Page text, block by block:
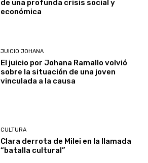
de una profunda crisis social y
económica
JUICIO JOHANA
El juicio por Johana Ramallo volvió
sobre la situación de una joven
vinculada a la causa
CULTURA
Clara derrota de Milei en la llamada
“batalla cultural”